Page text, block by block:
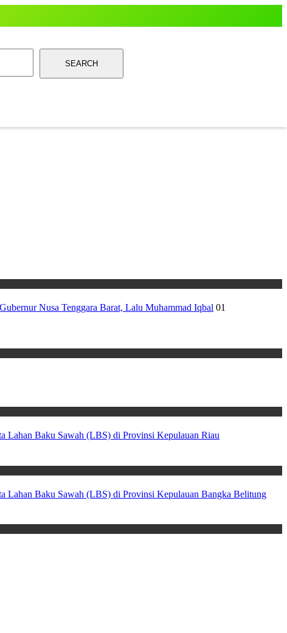
Nusa Tenggara Barat, Lalu Muhammad Iqbal 01
Lahan Baku Sawah (LBS) di Provinsi Kepulauan Riau
Lahan Baku Sawah (LBS) di Provinsi Kepulauan Bangka Belitung